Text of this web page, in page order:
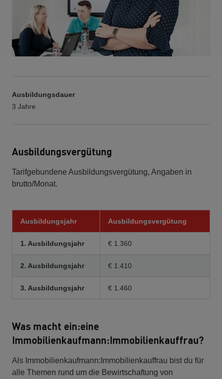
Ausbildungsdauer
3 Jahre
Ausbildungsvergütung
Tarifgebundene Ausbildungsvergütung, Angaben in
brutto/Monat.
Ausbildungsjahr Ausbildungsvergütung
1. Ausbildungsjahr € 1.360
2. Ausbildungsjahr € 1.410
3. Ausbildungsjahr € 1.460
Was macht ein:eine
Immobilienkaufmann:Immobilienkauffrau?
Als Immobilienkaufmann:Immobilienkauffrau bist du für
alle Themen rund um die Bewirtschaftung von